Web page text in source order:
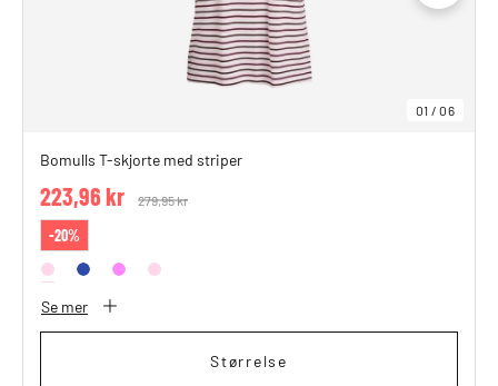
01 /06
Bomulls T-skjorte med striper
Price reduced from
279,95 kr
223,96 kr
-20%
Se mer
Størrelse